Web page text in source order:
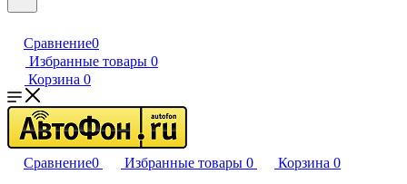
Сравнение0
Избранные товары 0
Корзина 0
Сравнение0 Избранные товары 0 Корзина 0